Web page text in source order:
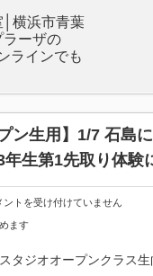
プン生用】1/7 石島
年生第1先取り体験
ントを受け付けていません
ます
タジオオープンクラス